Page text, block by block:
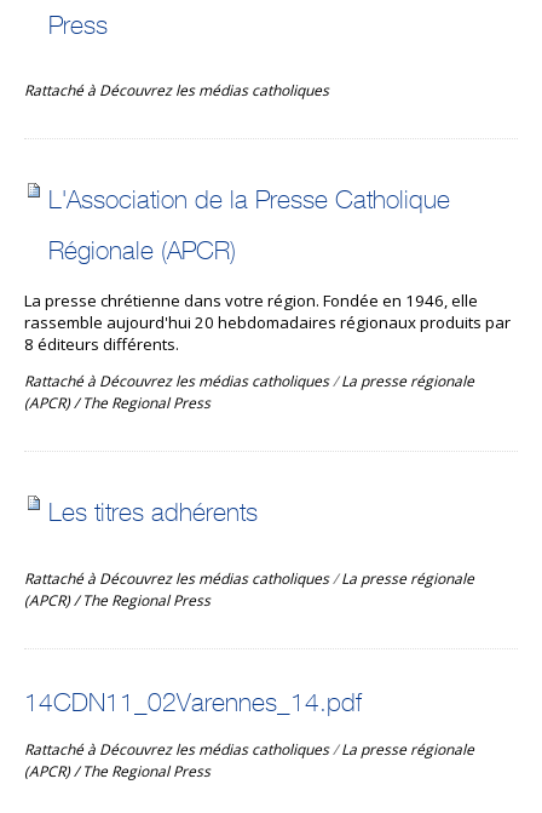
Press
Rattaché à Découvrez les médias catholiques
L'Association de la Presse Catholique
Régionale (APCR)
La presse chrétienne dans votre région. Fondée en 1946, elle
rassemble aujourd'hui 20 hebdomadaires régionaux produits par
8 éditeurs différents.
Rattaché à Découvrez les médias catholiques/La presse régionale
(APCR) / The Regional Press
Les titres adhérents
Rattaché à Découvrez les médias catholiques/La presse régionale
(APCR) / The Regional Press
14CDN11_02Varennes_14.pdf
Rattaché à Découvrez les médias catholiques/La presse régionale
(APCR) / The Regional Press